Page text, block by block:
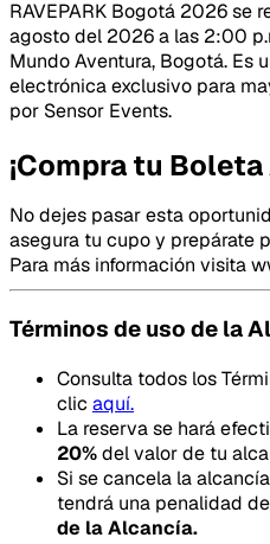
RAVEPARK Bogotá 2026 se
agosto del 2026 a las 2:00
Mundo Aventura, Bogotá. Es
electrónica exclusivo para
por Sensor Events.
¡Compra tu Boleta
No dejes pasar esta
asegura tu cupo y prepárate
Para más información visita
Términos de uso de la
Consulta todos los
clic aquí.
La reserva se hará
20%del valor de tu
Si se cancela la
tendrá una penalidad
de la Alcancía.